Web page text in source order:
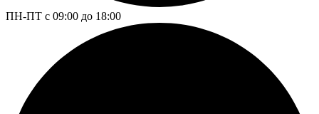
ПН-ПТ с 09:00 до 18:00